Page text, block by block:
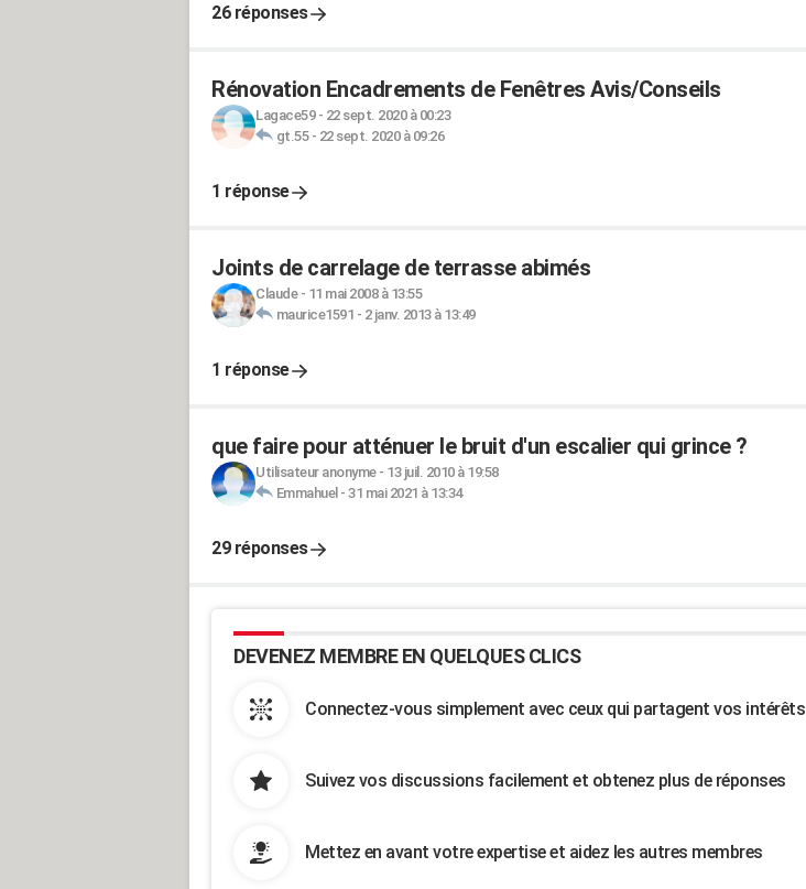
26 réponses
Rénovation Encadrements de Fenêtres Avis/Conseils
Lagace59- 22 sept. 2020 à 00:23
gt.55- 22 sept. 2020 à 09:26
1 réponse
Joints de carrelage de terrasse abimés
Claude- 11 mai 2008 à 13:55
maurice1591 - 2 janv. 2013 à 13:49
1 réponse
que faire pour atténuer le bruit d'un escalier qui grince ?
Utilisateur anonyme- 13 juil. 2010 à 19:58
Emmahuel - 31 mai 2021 à 13:34
29 réponses
DEVENEZ MEMBRE EN QUELQUES CLICS
Connectez-vous simplement avec ceux qui partagent vos intérêts
Suivez vos discussions facilement et obtenez plus de réponses
Mettez en avant votre expertise et aidez les autres membres